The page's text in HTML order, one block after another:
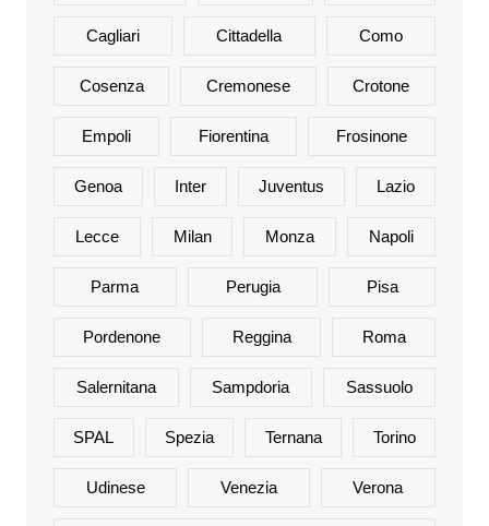
Cagliari Cittadella Como
Cosenza Cremonese Crotone
Empoli Fiorentina Frosinone
Genoa Inter Juventus Lazio
Lecce Milan Monza Napoli
Parma Perugia Pisa
Pordenone Reggina Roma
Salernitana Sampdoria Sassuolo
SPAL Spezia Ternana Torino
Udinese Venezia Verona